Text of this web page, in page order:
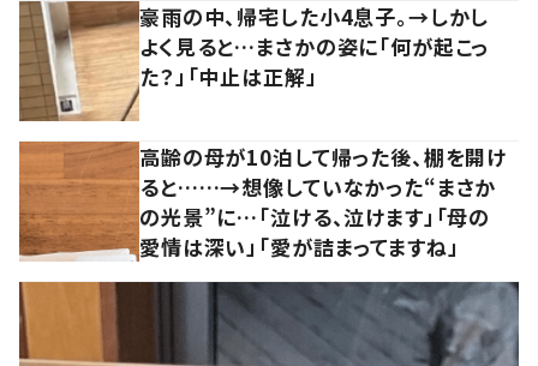
豪雨の中、帰宅した小4息子。→しかし
よく見ると…まさかの姿に「何が起こっ
た？」「中止は正解」
高齢の母が10泊して帰った後、棚を開け
ると……→想像していなかった“まさか
の光景”に…「泣ける、泣けます」「母の
愛情は深い」「愛が詰まってますね」